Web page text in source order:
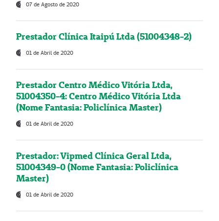
07 de Agosto de 2020
Prestador Clínica Itaipú Ltda (51004348-2)
01 de Abril de 2020
Prestador Centro Médico Vitória Ltda,
51004350-4: Centro Médico Vitória Ltda
(Nome Fantasia: Policlínica Master)
01 de Abril de 2020
Prestador: Vipmed Clínica Geral Ltda,
51004349-0 (Nome Fantasia: Policlínica
Master)
01 de Abril de 2020